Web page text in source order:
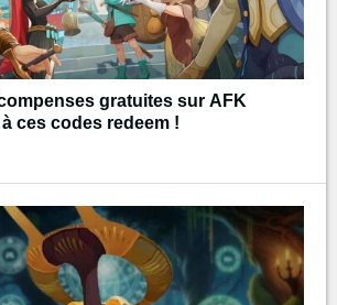
gratuites sur AFK
ces codes redeem !